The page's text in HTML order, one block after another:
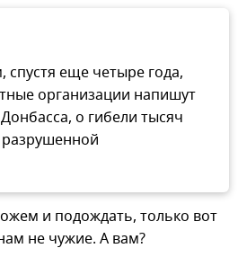
еще четыре года,
организации напишут
о гибели тысяч
и подождать, только вот
не чужие. А вам?